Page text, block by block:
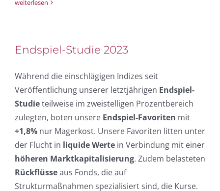
weiterlesen
Endspiel-Studie 2023
Während die einschlägigen Indizes seit
Veröffentlichung unserer letztjährigen Endspiel-
Studieteilweise im zweistelligen Prozentbereich
zulegten, boten unsere Endspiel-Favoriten mit
+1,8% nur Magerkost. Unsere Favoriten litten unter
der Flucht in liquide Werte in Verbindung mit einer
höheren Marktkapitalisierung. Zudem belasteten
Rückflüsseaus Fonds, die auf
Strukturmaßnahmen spezialisiert sind, die Kurse.